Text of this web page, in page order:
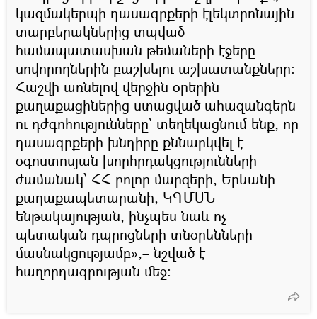
կազմակերպի դասագրքերի էլեկտրոնային
տարբերակներից տպված
համապատասխան թեմաների էջերը
սովորողներին բաշխելու աշխատանքները։
Հաշվի առնելով վերջին օրերին
քաղաքացիներից ստացված ահազանգերն
ու դժգոհությունները՝ տեղեկացնում ենք, որ
դասագրքերի խնդիրը քննարկվել է
օգոստոսյան խորհրդակցությունների
ժամանակ՝ ՀՀ բոլոր մարզերի, Երևանի
քաղաքապետարանի, ԿԳՄՍՆ
ենթակայության, ինչպես նաև ոչ
պետական դպրոցների տնօրենների
մասնակցությամբ»,– նշված է
հաղորդագրության մեջ: